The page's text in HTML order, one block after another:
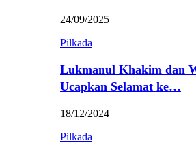
24/09/2025
Pilkada
Lukmanul Khakim dan
Ucapkan Selamat ke…
18/12/2024
Pilkada